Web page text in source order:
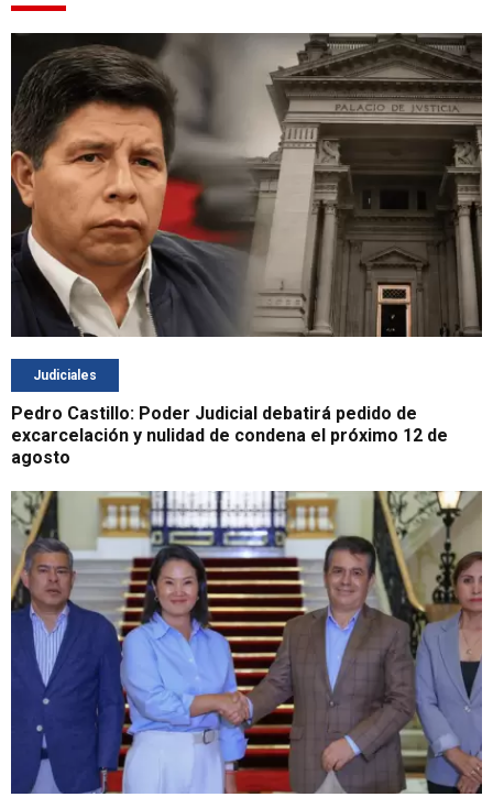
Judiciales
Pedro Castillo: Poder Judicial debatirá pedido de
excarcelación y nulidad de condena el próximo 12 de
agosto